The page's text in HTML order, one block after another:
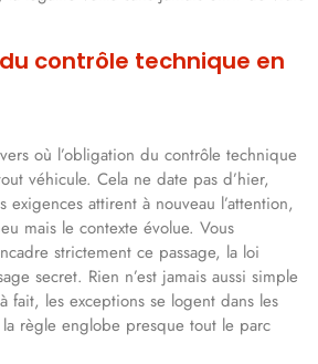
contrôle technique en
où l’obligation du contrôle technique
véhicule. Cela ne date pas d’hier,
attirent à nouveau l’attention,
mais le contexte évolue. Vous
strictement ce passage, la loi
secret. Rien n’est jamais aussi simple
fait, les exceptions se logent dans les
règle englobe presque tout le parc